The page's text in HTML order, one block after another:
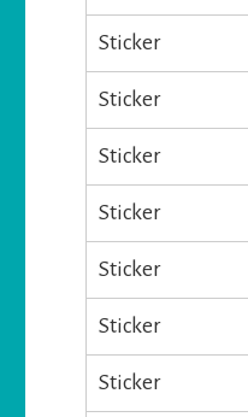
Sticker
Sticker
Sticker
Sticker
Sticker
Sticker
Sticker